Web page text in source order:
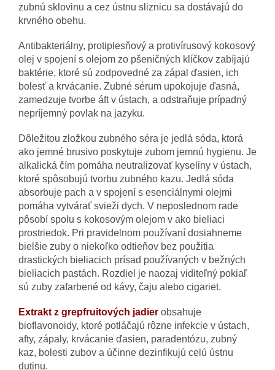
zubnú sklovinu a cez ústnu sliznicu sa dostávajú do
krvného obehu.
Antibakteriálny, protiplesňový a protivírusový kokosový
olej v spojení s olejom zo pšeničných klíčkov zabíjajú
baktérie, ktoré sú zodpovedné za zápal ďasien, ich
bolesť a krvácanie. Zubné sérum upokojuje ďasná,
zamedzuje tvorbe áft v ústach, a odstraňuje prípadný
nepríjemný povlak na jazyku.
Dôležitou zložkou zubného séra je jedlá sóda, ktorá
ako jemné brusivo poskytuje zubom jemnú hygienu. Je
alkalická čím pomáha neutralizovať kyseliny v ústach,
ktoré spôsobujú tvorbu zubného kazu. Jedlá sóda
absorbuje pach a v spojení s esenciálnymi olejmi
pomáha vytvárať svieži dych. V neposlednom rade
pôsobí spolu s kokosovým olejom v ako bieliaci
prostriedok. Pri pravidelnom používaní dosiahneme
bielšie zuby o niekoľko odtieňov bez použitia
drastických bieliacich prísad používaných v bežných
bieliacich pastách. Rozdiel je naozaj viditeľný pokiaľ
sú zuby zafarbené od kávy, čaju alebo cigariet.
Extrakt z grepfruitových jadier obsahuje
bioflavonoidy, ktoré potláčajú rôzne infekcie v ústach,
afty, zápaly, krvácanie ďasien, paradentózu, zubný
kaz, bolesti zubov a účinne dezinfikujú celú ústnu
dutinu.